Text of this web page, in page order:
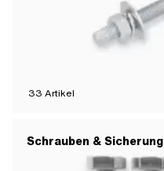
33 Artikel
Schrauben & Sicherung